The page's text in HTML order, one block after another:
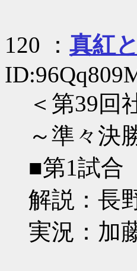
120 ： 真紅
＜第39回
～準々決
■第1試合
解説：長
実況：加